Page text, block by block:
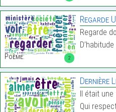
2
Poème:
Regarde
Regarde
Dernière
Il était
Qui